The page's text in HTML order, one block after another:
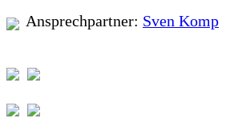
Ansprechpartner: Sven Komp